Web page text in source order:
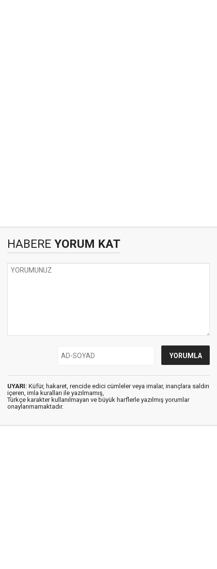
HABERE YORUM KAT
UYARI: Küfür, hakaret, rencide edici cümleler veya imalar, inançlara saldırı
içeren, imla kuralları ile yazılmamış,
Türkçe karakter kullanılmayan ve büyük harflerle yazılmış yorumlar
onaylanmamaktadır.